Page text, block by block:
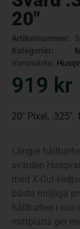
20″
Artikelnummer:
Kategorier:
Varumärke:
919 kr
20″ Pixel,
Längre
svärden
med X-Cut-
bästa möjliga
hållbarhet i nos
mittplatta ger